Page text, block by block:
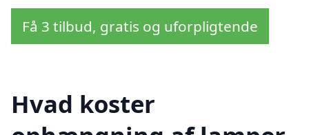
Få 3 tilbud, gratis og uforpligtende
Hvad koster